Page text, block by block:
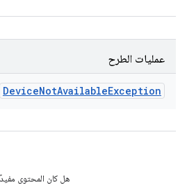
عمليات الطرح
DeviceNotAvailableException
هل كان المحتوى